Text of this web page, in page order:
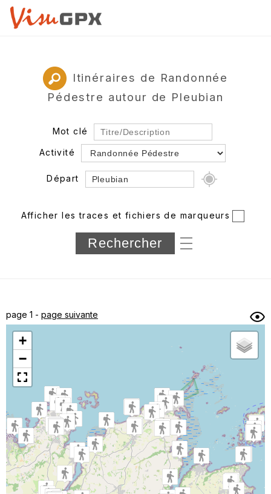
Itinéraires de Randonnée
Pédestre autour de Pleubian
Mot clé
Activité
Départ
Département
Longueur min/max
sous-dossiers
Photos
Afficher les traces et fichiers de marqueurs
page 1 - page suivante
+
−